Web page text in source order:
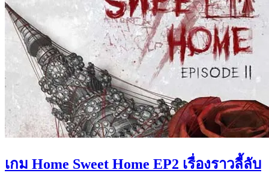
เกม Home Sweet Home EP2 เรื่องราวลี้ลับ